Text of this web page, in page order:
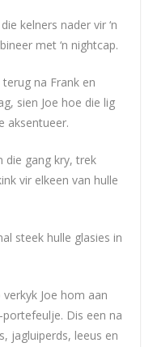
kelners nader vir ‘n
met ‘n nightcap.
na Frank en
sien Joe hoe die lig
aksentueer.
die gang kry, trek
vir elkeen van hulle
steek hulle glasies in
verkyk Joe hom aan
Dis een na
jagluiperds, leeus en